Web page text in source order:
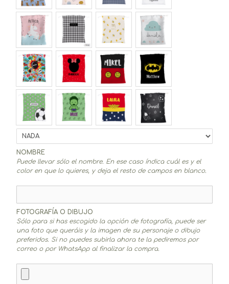
NOMBRE
Puede llevar sólo el nombre. En ese caso índica cuál es y el
color en que lo quieres, y deja el resto de campos en blanco.
FOTOGRAFÍA O DIBUJO
Sólo para si has escogido la opción de fotografía, puede ser
una foto que queráis y la imagen de su personaje o dibujo
preferidos. Si no puedes subirla ahora te la pediremos por
correo o por WhatsApp al finalizar la compra.